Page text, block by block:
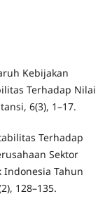
Kebijakan
Terhadap Nilai
6(3), 1–17.
Terhadap
Sektor
Tahun
128–135.